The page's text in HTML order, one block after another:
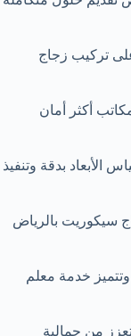
على تركيب زجاج
أكثر أمان
بدقة وتنفيذ
سيكوريت بالرياض
وتتميز خدمة معلم
من جمالية